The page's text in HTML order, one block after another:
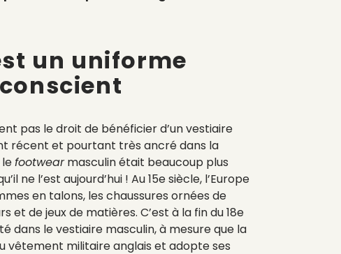
un uniforme
pas le droit de bénéficier d’un vestiaire
récent et pourtant très ancré dans la
lefootwearmasculin était beaucoup plus
ne l’est aujourd’hui ! Au 15e siècle, l’Europe
en talons, les chaussures ornées de
et de jeux de matières. C’est à la fin du 18e
dans le vestiaire masculin, à mesure que la
vêtement militaire anglais et adopte ses